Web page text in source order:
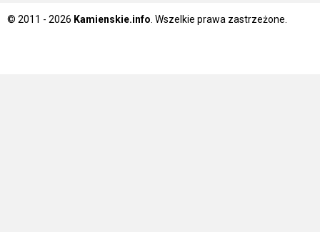
© 2011 - 2026 Kamienskie.info. Wszelkie prawa zastrzeżone.